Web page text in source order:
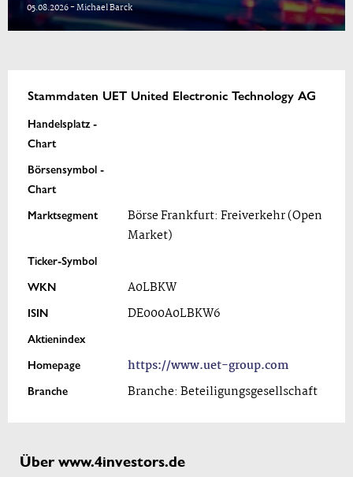
05.08.2026 - Michael Barck
Stammdaten UET United Electronic Technology AG
Handelsplatz -
Chart
Börsensymbol -
Chart
Marktsegment
Börse Frankfurt: Freiverkehr (Open
Market)
Ticker-Symbol
WKN
A0LBKW
ISIN DE000A0LBKW6
Aktienindex
Homepage
https://www.uet-group.com
Branche Branche: Beteiligungsgesellschaft
Über www.4investors.de